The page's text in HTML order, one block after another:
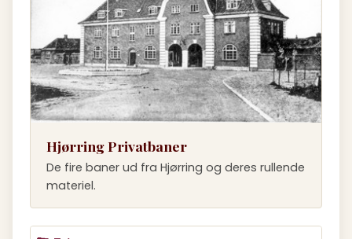
Hjørring Privatbaner
De fire baner ud fra Hjørring og deres rullende
materiel.